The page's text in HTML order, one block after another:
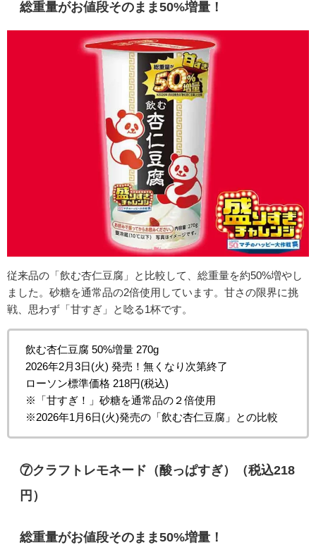
総重量がお値段そのまま50%増量！
従来品の「飲む杏仁豆腐」と比較して、総重量を約50%増やし
ました。砂糖を通常品の2倍使用しています。甘さの限界に挑
戦、思わず「甘すぎ」と唸る1杯です。
飲む杏仁豆腐 50%増量 270g
2026年2月3日(火) 発売！無くなり次第終了
ローソン標準価格 218円(税込)
※「甘すぎ！」砂糖を通常品の２倍使用
※2026年1月6日(火)発売の「飲む杏仁豆腐」との比較
⑦クラフトレモネード（酸っぱすぎ）（税込218
円）
総重量がお値段そのまま50%増量！